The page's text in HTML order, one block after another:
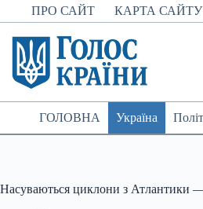
Перейти
до
вмісту
ПРО САЙТ КАРТА САЙТУ
ГОЛОВНА Україна
Насуваються циклони з Атлантики —